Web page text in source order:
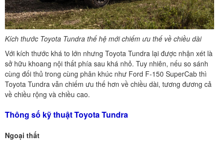
Kích thước Toyota Tundra thế hệ mới chiếm ưu thế về chiều dài
Với kích thước khá to lớn nhưng Toyota Tundra lại được nhận xét là
sở hữu khoang nội thất phía sau khá nhỏ. Tuy nhiên, nếu so sánh
cùng đối thủ trong cùng phân khúc như Ford F-150 SuperCab thì
Toyota Tundra vẫn chiếm ưu thế hơn về chiều dài, tương đương cả
về chiều rộng và chiều cao.
Thông số kỹ thuật Toyota Tundra
Ngoại thất